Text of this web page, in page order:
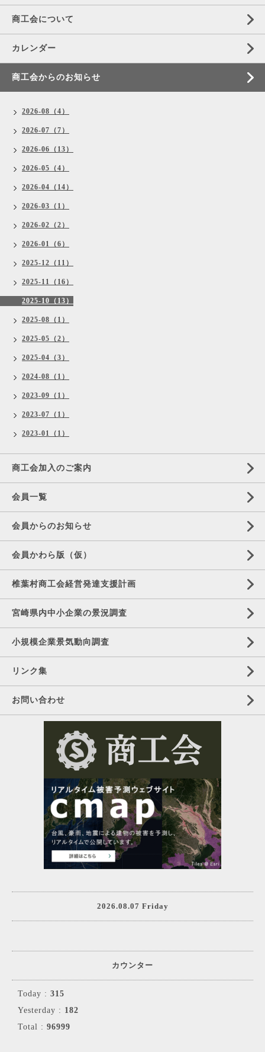
商工会について
カレンダー
商工会からのお知らせ
2026-08（4）
2026-07（7）
2026-06（13）
2026-05（4）
2026-04（14）
2026-03（1）
2026-02（2）
2026-01（6）
2025-12（11）
2025-11（16）
2025-10（13）
2025-08（1）
2025-05（2）
2025-04（3）
2024-08（1）
2023-09（1）
2023-07（1）
2023-01（1）
商工会加入のご案内
会員一覧
会員からのお知らせ
会員かわら版（仮）
椎葉村商工会経営発達支援計画
宮崎県内中小企業の景況調査
小規模企業景気動向調査
リンク集
お問い合わせ
2026.08.07 Friday
カウンター
Today : 315
Yesterday : 182
Total : 96999